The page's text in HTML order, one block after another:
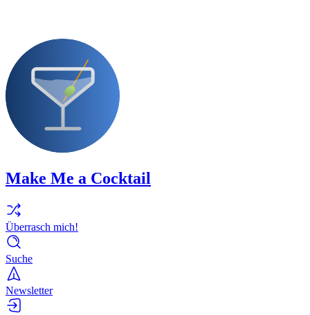
Make Me a Cocktail
Überrasch mich!
Suche
Newsletter